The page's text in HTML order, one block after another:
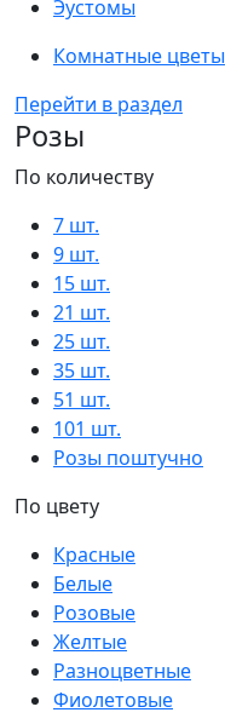
Эустомы
Комнатные цветы
Перейти в раздел
Розы
По количеству
7 шт.
9 шт.
15 шт.
21 шт.
25 шт.
35 шт.
51 шт.
101 шт.
Розы поштучно
По цвету
Красные
Белые
Розовые
Желтые
Разноцветные
Фиолетовые